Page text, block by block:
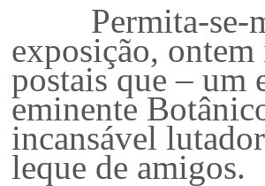
Permita-se-me
exposição,
postais que – um
eminente
incansável
leque de amigos.